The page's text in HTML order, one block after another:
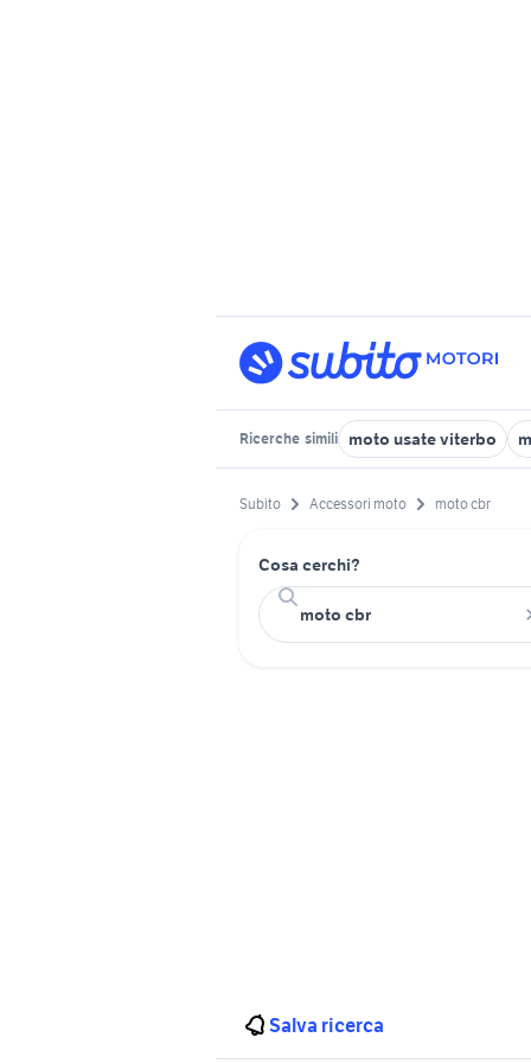
Ricerche simili moto usate viterbo
Subito Accessori moto moto cbr
Cosa cerchi?
Salva ricerca